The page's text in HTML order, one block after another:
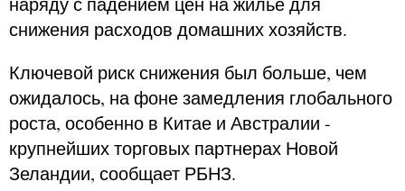
снижения расходов домашних хозяйств.
Ключевой риск снижения был больше, чем
ожидалось, на фоне замедления глобального
роста, особенно в Китае и Австралии -
крупнейших торговых партнерах Новой
Зеландии, сообщает РБНЗ.